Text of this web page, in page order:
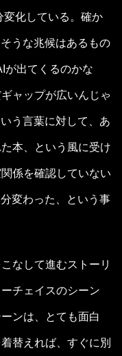
化している。確か
うな兆候はあるもの
が出てくるのかな
ャップが広いんじゃ
う言葉に対して、あ
本、という風に受け
係を確認していない
変わった、という事
なして進むストーリ
チェイスのシーン
ンは、とても面白
替えれば、すぐに別